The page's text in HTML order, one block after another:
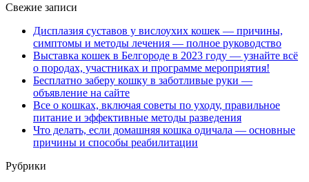
Свежие записи
Дисплазия суставов у вислоухих кошек — причины,
симптомы и методы лечения — полное руководство
Выставка кошек в Белгороде в 2023 году — узнайте всё
о породах, участниках и программе мероприятия!
Бесплатно заберу кошку в заботливые руки —
объявление на сайте
Все о кошках, включая советы по уходу, правильное
питание и эффективные методы разведения
Что делать, если домашняя кошка одичала — основные
причины и способы реабилитации
Рубрики